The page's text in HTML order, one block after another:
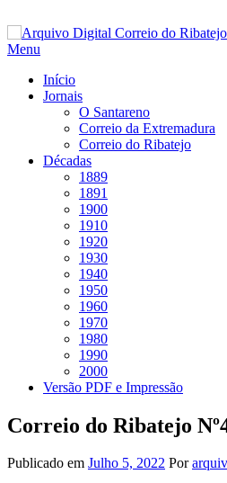
Saltar
para
Menu
Início
Jornais
O Santareno
Correio da Extremadura
Correio do Ribatejo
Décadas
1889
1891
1900
1910
1920
1930
1940
1950
1960
1970
1980
1990
2000
Versão PDF e Impressão
Correio do Ribatejo
Publicado em Julho 5, 2022 Por